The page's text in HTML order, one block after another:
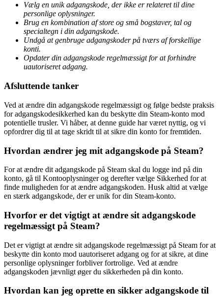
Vælg en unik adgangskode, der ikke er relateret til dine
personlige oplysninger.
Brug en kombination af store og små bogstaver, tal og
specialtegn i din adgangskode.
Undgå at genbruge adgangskoder på tværs af forskellige
konti.
Opdater din adgangskode regelmæssigt for at forhindre
uautoriseret adgang.
Afsluttende tanker
Ved at ændre din adgangskode regelmæssigt og følge bedste praksis
for adgangskodesikkerhed kan du beskytte din Steam-konto mod
potentielle trusler. Vi håber, at denne guide har været nyttig, og vi
opfordrer dig til at tage skridt til at sikre din konto for fremtiden.
Hvordan ændrer jeg mit adgangskode på Steam?
For at ændre dit adgangskode på Steam skal du logge ind på din
konto, gå til Kontooplysninger og derefter vælge Sikkerhed for at
finde muligheden for at ændre adgangskoden. Husk altid at vælge
en stærk adgangskode, der er unik for din Steam-konto.
Hvorfor er det vigtigt at ændre sit adgangskode
regelmæssigt på Steam?
Det er vigtigt at ændre sit adgangskode regelmæssigt på Steam for at
beskytte din konto mod uautoriseret adgang og for at sikre, at dine
personlige oplysninger forbliver fortrolige. Ved at ændre
adgangskoden jævnligt øger du sikkerheden på din konto.
Hvordan kan jeg oprette en sikker adgangskode til